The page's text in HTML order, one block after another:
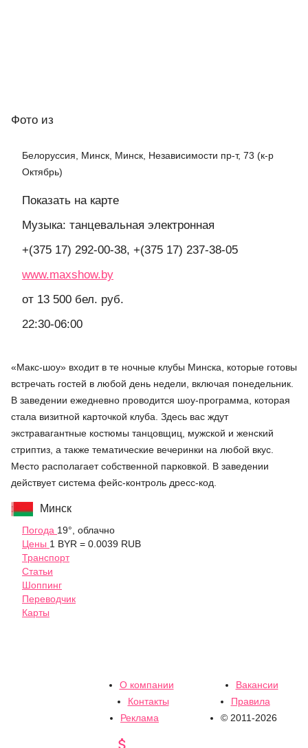
Фото из
Белоруссия, Минск, Минск, Независимости пр-т, 73 (к-р
Октябрь)
Показать на карте
Музыка: танцевальная электронная
+(375 17) 292-00-38, +(375 17) 237-38-05
www.maxshow.by
от 13 500 бел. руб.
22:30-06:00
«Макс-шоу» входит в те ночные клубы Минска, которые готовы
встречать гостей в любой день недели, включая понедельник.
В заведении ежедневно проводится шоу-программа, которая
стала визитной карточкой клуба. Здесь вас ждут
экстравагантные костюмы танцовщиц, мужской и женский
стриптиз, а также тематические вечеринки на любой вкус.
Место располагает собственной парковкой. В заведении
действует система фейс-контроль дресс-код.
Минск
Погода 19°, облачно
Цены 1 BYR = 0.0039 RUB
Транспорт
Статьи
Шоппинг
Переводчик
Карты
О компании
Вакансии
Контакты
Правила
Реклама
© 2011-2026